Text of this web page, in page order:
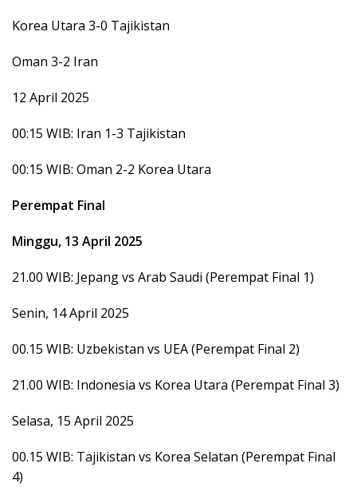
Korea Utara 3-0 Tajikistan
Oman 3-2 Iran
12 April 2025
00:15 WIB: Iran 1-3 Tajikistan
00:15 WIB: Oman 2-2 Korea Utara
Perempat Final
Minggu, 13 April 2025
21.00 WIB: Jepang vs Arab Saudi (Perempat Final 1)
Senin, 14 April 2025
00.15 WIB: Uzbekistan vs UEA (Perempat Final 2)
21.00 WIB: Indonesia vs Korea Utara (Perempat Final 3)
Selasa, 15 April 2025
00.15 WIB: Tajikistan vs Korea Selatan (Perempat Final
4)